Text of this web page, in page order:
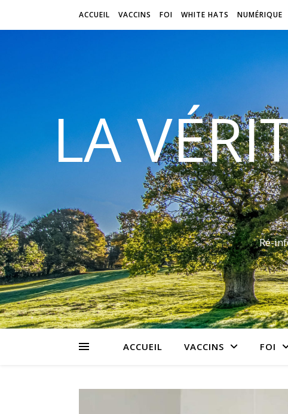
ACCUEIL VACCINS FOI WHITE HATS NUMÉRIQUE
LA
Ré-
ACCUEIL VACCINS FOI